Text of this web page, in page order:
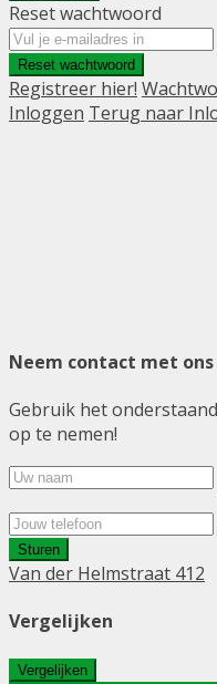
Reset wachtwoord
Reset wachtwoord
Registreer hier!
Inloggen Terug naar
Neem contact met ons
Gebruik het
op te nemen!
Sturen
Van der Helmstraat 412
Vergelijken
Vergelijken